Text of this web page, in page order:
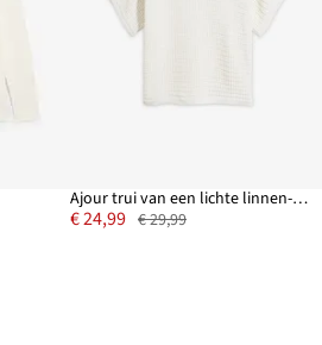
Ajour trui van een lichte linnen-mix
€ 24,99 € 29,99